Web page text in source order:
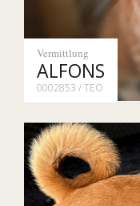
Vermittlung
ALFONS
0002853 / TEO